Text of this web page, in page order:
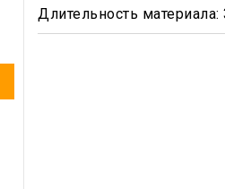
Длительность материала: